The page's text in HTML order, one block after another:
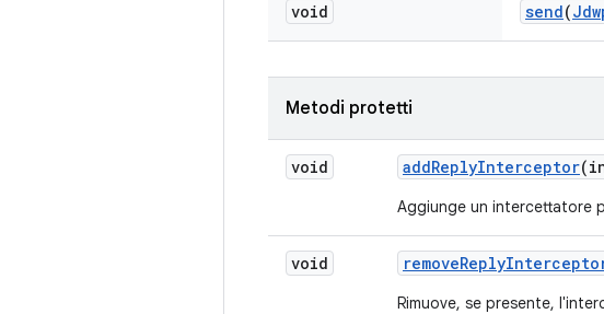
void send(
Metodi protetti
void addReplyInterceptor
Aggiunge un intercettatore
void removeReply
Rimuove, se presente,